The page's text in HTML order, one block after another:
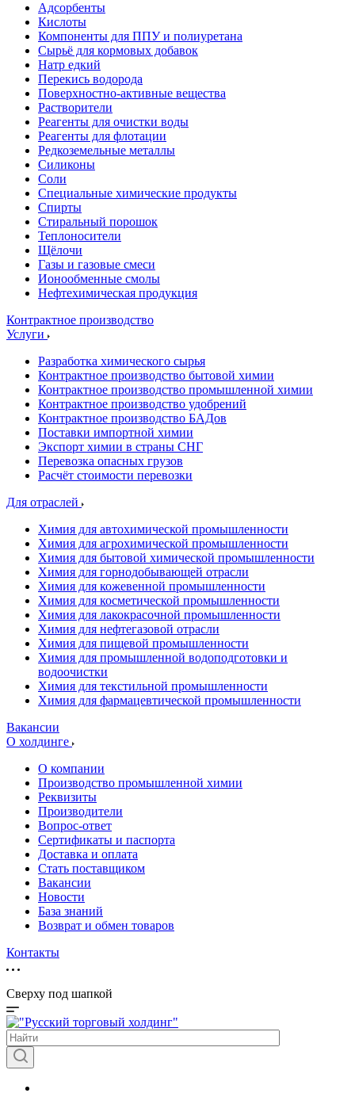
Адсорбенты
Кислоты
Компоненты для ППУ и полиуретана
Сырьё для кормовых добавок
Натр едкий
Перекись водорода
Поверхностно-активные вещества
Растворители
Реагенты для очистки воды
Реагенты для флотации
Редкоземельные металлы
Силиконы
Соли
Специальные химические продукты
Спирты
Стиральный порошок
Теплоносители
Щёлочи
Газы и газовые смеси
Ионообменные смолы
Нефтехимическая продукция
Контрактное производство
Услуги
Разработка химического сырья
Контрактное производство бытовой химии
Контрактное производство промышленной химии
Контрактное производство удобрений
Контрактное производство БАДов
Поставки импортной химии
Экспорт химии в страны СНГ
Перевозка опасных грузов
Расчёт стоимости перевозки
Для отраслей
Химия для автохимической промышленности
Химия для агрохимической промышленности
Химия для бытовой химической промышленности
Химия для горнодобывающей отрасли
Химия для кожевенной промышленности
Химия для косметической промышленности
Химия для лакокрасочной промышленности
Химия для нефтегазовой отрасли
Химия для пищевой промышленности
Химия для промышленной водоподготовки и
водоочистки
Химия для текстильной промышленности
Химия для фармацевтической промышленности
Вакансии
О холдинге
О компании
Производство промышленной химии
Реквизиты
Производители
Вопрос-ответ
Сертификаты и паспорта
Доставка и оплата
Стать поставщиком
Вакансии
Новости
База знаний
Возврат и обмен товаров
Контакты
Сверху под шапкой